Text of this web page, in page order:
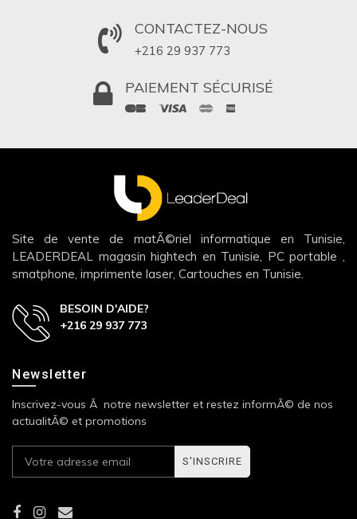
CONTACTEZ-NOUS
+216 29 937 773
PAIEMENT SÉCURISÉ
Site de vente de matÃ©riel informatique en Tunisie,
LEADERDEAL magasin hightech en Tunisie, PC portable ,
smatphone, imprimente laser, Cartouches en Tunisie.
BESOIN D'AIDE?
+216 29 937 773
Newsletter
Inscrivez-vous Ã notre newsletter et restez informÃ© de nos
actualitÃ© et promotions
S'INSCRIRE